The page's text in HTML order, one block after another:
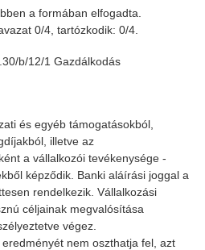
a formában elfogadta.
0/4, tartózkodik: 0/4.
b/12/1 Gazdálkodás
és egyéb támogatásokból,
illetve az
a vállalkozói tevékenysége -
képződik. Banki aláírási joggal a
rendelkezik. Vállalkozási
céljainak megvalósítása
végez.
nem oszthatja fel, azt